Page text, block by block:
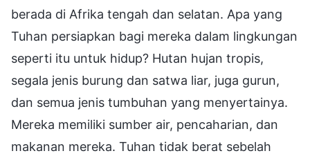
berada di Afrika tengah dan selatan. Apa yang
Tuhan persiapkan bagi mereka dalam lingkungan
seperti itu untuk hidup? Hutan hujan tropis,
segala jenis burung dan satwa liar, juga gurun,
dan semua jenis tumbuhan yang menyertainya.
Mereka memiliki sumber air, pencaharian, dan
makanan mereka. Tuhan tidak berat sebelah